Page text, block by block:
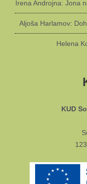
Irena Androjna: Jona
Aljoša Harlamov:
Helena
KUD